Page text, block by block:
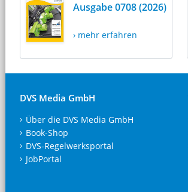
Ausgabe 0708 (2026)
› mehr erfahren
DVS Media GmbH
Über die DVS Media GmbH
Book-Shop
DVS-Regelwerksportal
JobPortal